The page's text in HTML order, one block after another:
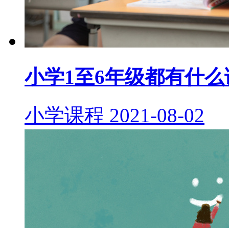
小学1至6年级都有什
小学课程 2021-08-02